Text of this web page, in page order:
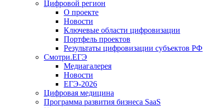
Цифровой регион
О проекте
Новости
Ключевые области цифровизации
Портфель проектов
Результаты цифровизации субъектов РФ
Смотри.ЕГЭ
Медиагалерея
Новости
ЕГЭ-2026
Цифровая медицина
Программа развития бизнеса SaaS